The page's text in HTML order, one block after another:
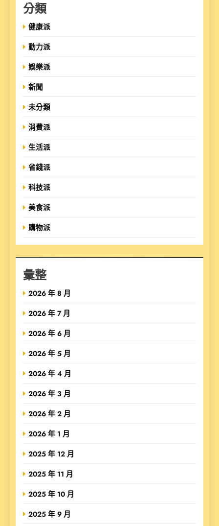
分類
健康派
動力派
娛樂派
新聞
未分類
消費派
生活派
省錢派
科技派
美食派
購物派
彙整
2026 年 8 月
2026 年 7 月
2026 年 6 月
2026 年 5 月
2026 年 4 月
2026 年 3 月
2026 年 2 月
2026 年 1 月
2025 年 12 月
2025 年 11 月
2025 年 10 月
2025 年 9 月